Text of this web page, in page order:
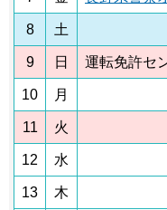
8 土
9 日 運転免許セ
10 月
11 火
12 水
13 木